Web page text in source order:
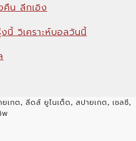
คืน ลีกเอิง
นี้ วิเคราะห์บอลวันนี้
เกต ลีดส์ ยูไนเต็ด สปายเกต เชลซี
พ